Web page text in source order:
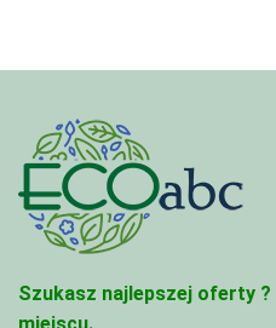
Szukasz najlepszej oferty ?